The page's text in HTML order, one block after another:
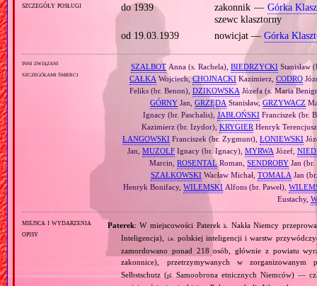
szczegóły posługi do 1939 zakonnik — Górka
szewc klasztorny
od 19.03.1939
nowicjat — Górka
inni związani
szczegółami śmierci
SZALBOTAnna (s. Rachela), BIEDRZYCKI Stanisław
CAŁKA Wojciech,CHOJNACKIKazimierz, CODRO
Feliks (br. Benon), DZIKOWSKA Józefa (s. Maria
GÓRNY Jan,GRZĘDA Stanisław,GRZYWACZ
Ignacy (br. Paschalis), JABŁOŃSKIFranciszek (br.
Kazimierz (br. Izydor), KRYGIER Henryk
ŁANGOWSKI Franciszek (br. Zygmunt), ŁONIEWSKI
Jan, MUZOLFIgnacy (br. Ignacy), MYRWA Józef,
Marcin,ROSENTALRoman,SENDROBY Jan
SZAŁKOWSKI Wacław Michał, TOMALA Jan
Henryk Bonifacy,WILEMSKI Alfons (br. Paweł),
Eustachy,
miejsca i wydarzenia
opisy
Paterek: W miejscowości Paterekk.
Nakła Niemcy
Inteligencja),
i.e.
polskiej inteligencji i warstw
zamordowano ponad 218 osób, głównie z powiatu
zakonnice), przetrzymywanych w
Selbstschutz (pl.
Samoobrona etnicznych Niemców) —